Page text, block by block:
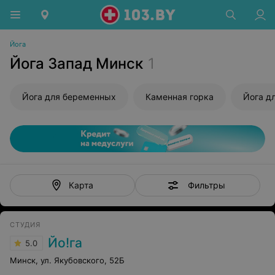
Йога
Йога Запад Минск 1
Йога для беременных Каменная горка Йога
Карта Фильтры
СТУДИЯ
5.0 Йо!га
Минск, ул. Якубовского, 52Б